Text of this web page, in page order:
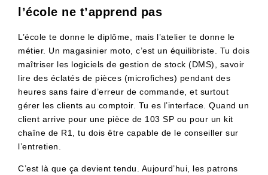
l’école ne t’apprend pas
L’école te donne le diplôme, mais l’atelier te donne le
métier. Un magasinier moto, c’est un équilibriste. Tu dois
maîtriser les logiciels de gestion de stock (DMS), savoir
lire des éclatés de pièces (microfiches) pendant des
heures sans faire d’erreur de commande, et surtout
gérer les clients au comptoir. Tu es l’interface. Quand un
client arrive pour une pièce de 103 SP ou pour un kit
chaîne de R1, tu dois être capable de le conseiller sur
l’entretien.
C’est là que ça devient tendu. Aujourd’hui, les patrons